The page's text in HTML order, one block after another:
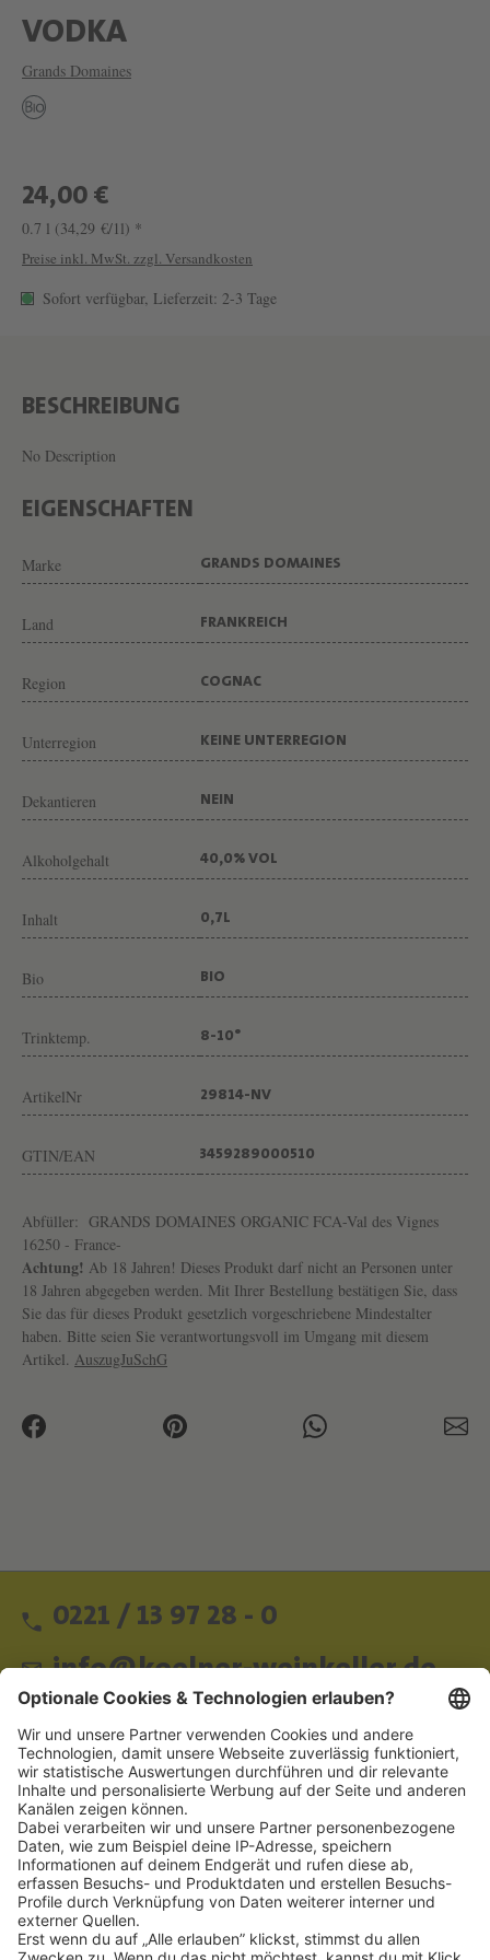
VODKAW
E
D
K
A
N
I
N
U
N
S
O
E
Grands Domaines
24,00 €
0.7 l (34,29 €/1l) *
Preise inkl. MwSt. zzgl. Versandkosten
Sofort verfügbar, Lieferzeit: 2-3 Tage
BESCHREIBUNG
No Description
EIGENSCHAFTEN
Marke GRANDS DOMAINES
Land FRANKREICH
Region COGNAC
Unterregion KEINE UNTERREGION
Dekantieren NEIN
Alkoholgehalt 40,0% VOL
Inhalt 0,7L
Bio BIO
Trinktemp. 8-10°
ArtikelNr 29814-NV
GTIN/EAN 3459289000510
Abfüller: GRANDS DOMAINES ORGANIC FCA-Val des Vignes
16250 - France-
Achtung! Ab 18 Jahren! Dieses Produkt darf nicht an Personen unter
18 Jahren abgegeben werden. Mit Ihrer Bestellung bestätigen Sie, dass
Sie das für dieses Produkt gesetzlich vorgeschriebene Mindestalter
haben. Bitte seien Sie verantwortungsvoll im Umgang mit diesem
Artikel. AuszugJuSchG
0221 / 13 97 28 - 0
info@koelner-weinkeller.de
Schnellzugriff
ZAHLUNGSMETHODEN
SOCIAL
NEWSLETTER